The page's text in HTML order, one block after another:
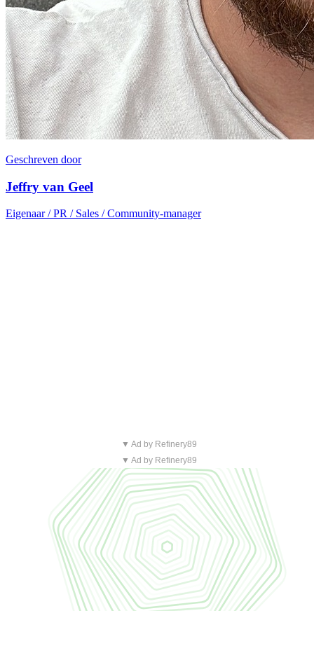
Geschreven door
Jeffry van Geel
Eigenaar / PR / Sales / Community-manager
▼ Ad by Refinery89
▼ Ad by Refinery89